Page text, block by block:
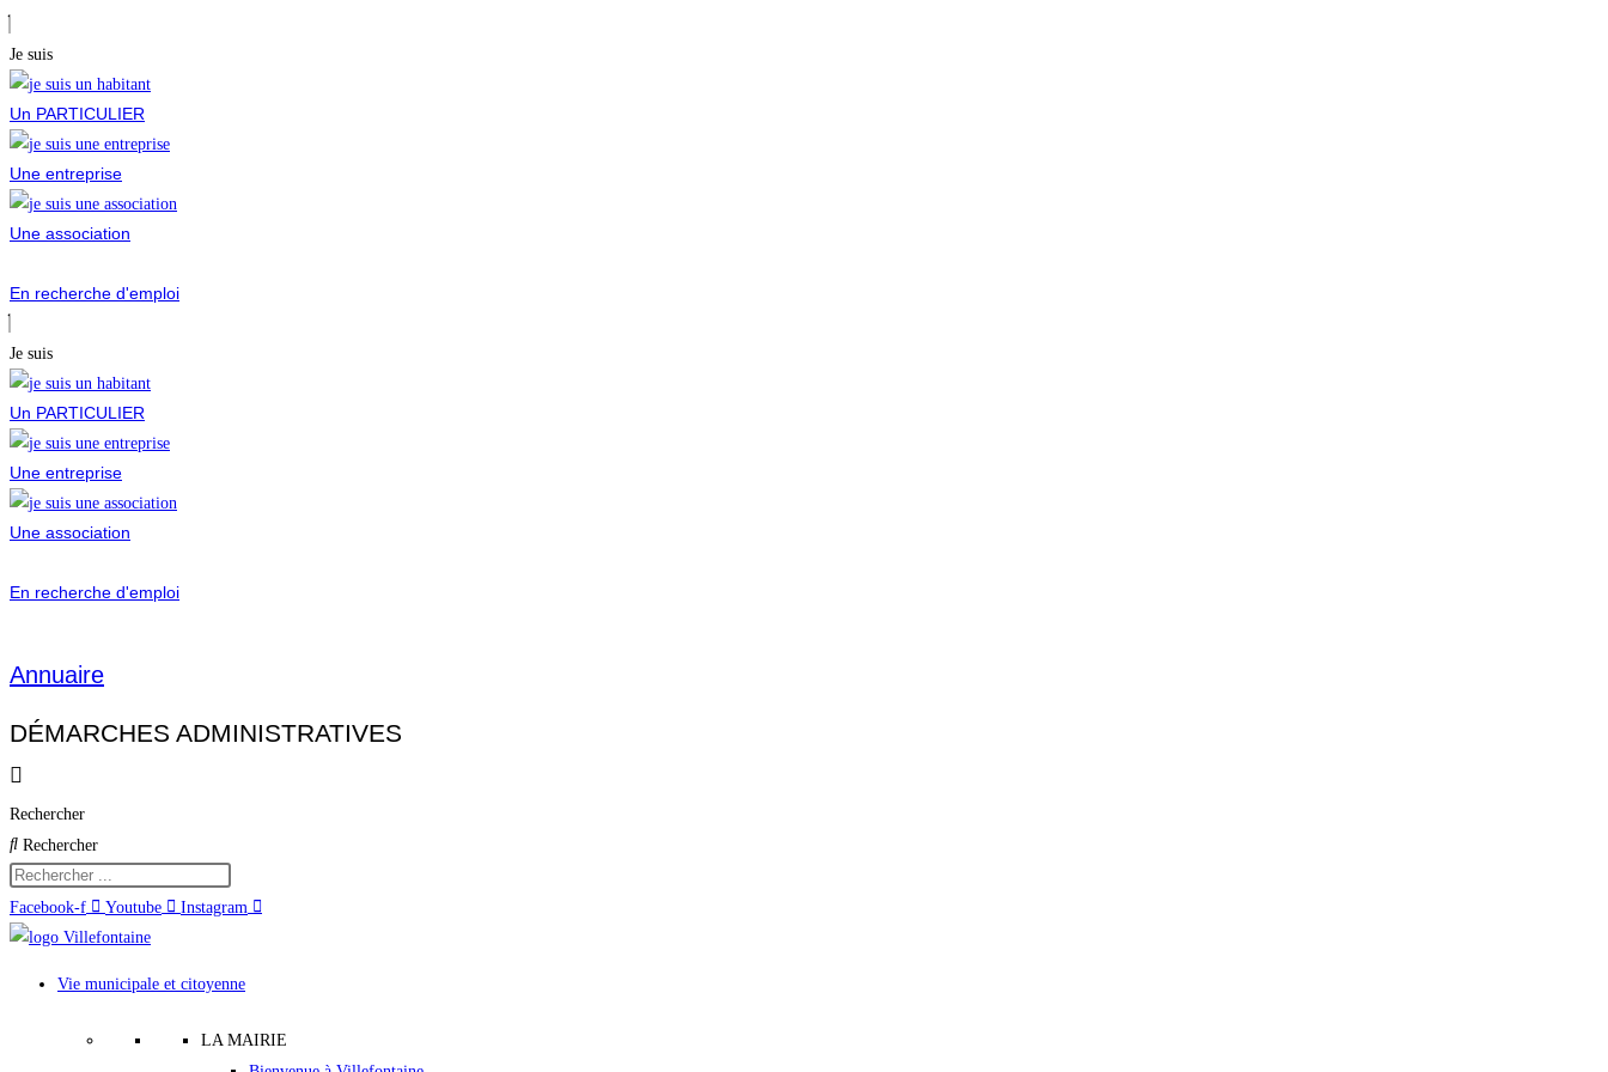
Je suis
Un PARTICULIER
Une entreprise
Une association
En recherche d'emploi
Je suis
Un PARTICULIER
Une entreprise
Une association
En recherche d'emploi
Annuaire
DÉMARCHES ADMINISTRATIVES
Rechercher
Rechercher
Facebook-f Youtube Instagram
Vie municipale et citoyenne
LA MAIRIE